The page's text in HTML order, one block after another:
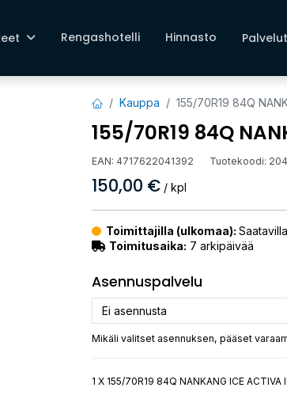
Rengashotelli Hinnasto Palvelut
Kauppa 155/70R19 84Q
155/70R19 84Q
EAN: 4717622041392 Tuotekoodi:
150,00 € / kpl
Toimittajilla (ulkomaa): Saatavilla
Toimitusaika: 7 arkipäivää
Asennuspalvelu
Mikäli valitset asennuksen, pääset
1 X 155/70R19 84Q NANKANG ICE ACTIVA